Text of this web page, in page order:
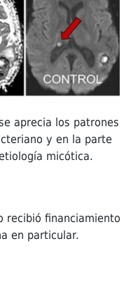
aprecia los patrones
y en la parte
micótica.
recibió financiamiento
en particular.